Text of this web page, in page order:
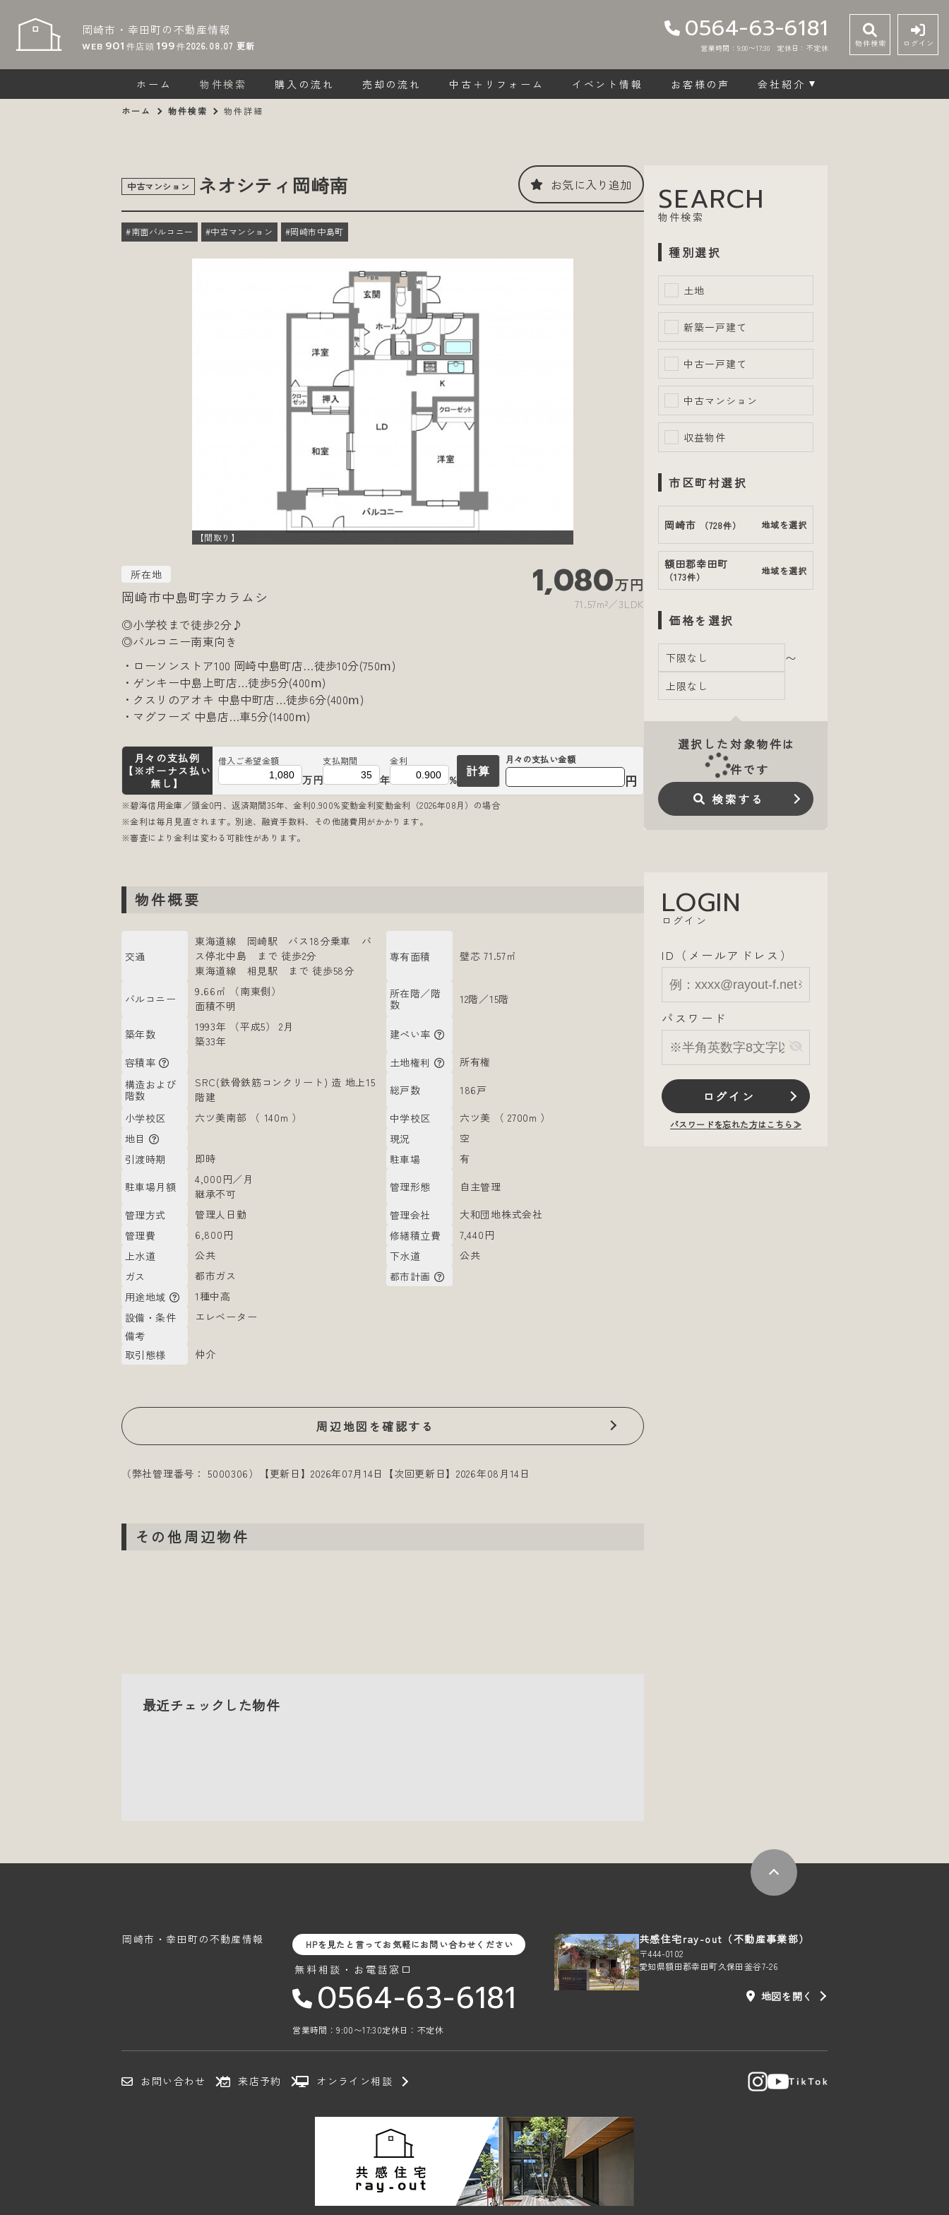
岡崎市・幸田町の不動産情報
WEB 901 件店頭 199件2026.08.07 更新
0564-63-6181
営業時間：9:00〜17:30 定休日：不定休 物件検索 ログイン
ホーム 物件検索 購入の流れ 売却の流れ 中古＋リフォーム イベント情報 お客様の声 会社紹介
ホーム 物件検索 物件詳細
中古マンション ネオシティ岡崎南 お気に入り追加
#南面バルコニー #中古マンション #岡崎市中島町
【間取り】
所在地
岡崎市中島町字カラムシ 1,080万円
71.57m² 3LDK
◎小学校まで徒歩2分♪
◎バルコニー南東向き
・ローソンストア100 岡崎中島町店…徒歩10分(750ⅿ)
・ゲンキー中島上町店…徒歩5分(400ⅿ)
・クスリのアオキ 中島中町店…徒歩6分(400ⅿ)
・マグフーズ 中島店…車5分(1400ⅿ)
月々の支払例
【※ボーナス払い
無し】
借入ご希望金額
万円
支払期間
年
金利
%
計算
月々の支払い金額
円
※碧海信用金庫／頭金0円、返済期間35年、金利0.900%変動金利変動金利（2026年08月）の場合
※金利は毎月見直されます。別途、融資手数料、その他諸費用がかかります。
※審査により金利は変わる可能性があります。
物件概要
交通
東海道線 岡崎駅 バス18分乗車 バ
ス停北中島 まで 徒歩2分
東海道線 相見駅 まで 徒歩58分
専有面積 壁芯 71.57㎡
バルコニー
9.66㎡ （南東側）
面積不明
所在階／階
数
12階／15階
築年数
1993年 （平成5） 2月
築33年
建ぺい率
容積率
土地権利
所有権
構造および
階数
SRC(鉄骨鉄筋コンクリート) 造 地上15
階建
総戸数
186戸
小学校区
六ツ美南部 （ 140m ） 中学校区
六ツ美 （ 2700m ）
地目
現況
空
引渡時期
即時 駐車場
有
駐車場月額
4,000円／月
継承不可
管理形態
自主管理
管理方式
管理人日勤 管理会社
大和団地株式会社
管理費
6,800円 修繕積立費
7,440円
上水道
公共 下水道
公共
ガス
都市ガス
都市計画
用途地域
1種中高
設備・条件
エレベーター
備考
取引態様
仲介
周辺地図を確認する
（弊社管理番号： 5000306） 【更新日】2026年07月14日 【次回更新日】2026年08月14日
その他周辺物件
最近チェックした物件
SEARCH
物件検索
種別選択
土地
新築一戸建て
中古一戸建て
中古マンション
収益物件
市区町村選択
岡崎市 （728件） 地域を選択
額田郡幸田町
（173件）
地域を選択
価格を選択
〜
選択した対象物件は
件です
検索する
LOGIN
ログイン
ID（メールアドレス）
パスワード
ログイン
パスワードを忘れた方はこちら≫
岡崎市・幸田町の不動産情報 HPを見たと言ってお気軽にお問い合わせください
無料相談・お電話窓口
0564-63-6181
営業時間：9:00〜17:30定休日：不定休
共感住宅ray-out（不動産事業部）
〒444-0102
愛知県額田郡幸田町久保田釜谷7-26
地図を開く
お問い合わせ 来店予約 オンライン相談